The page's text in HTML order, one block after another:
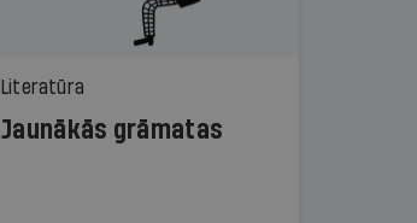
Literatūra
Jaunākās grāmatas